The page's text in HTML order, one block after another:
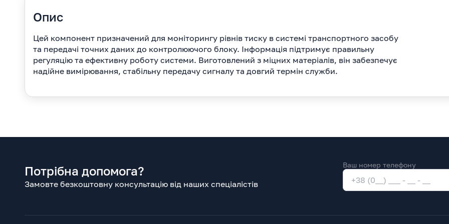
Опис
Цей компонент призначений для моніторингу рівнів тиску в системі транспортного засобу
та передачі точних даних до контролюючого блоку. Інформація підтримує правильну
регуляцію та ефективну роботу системи. Виготовлений з міцних матеріалів, він забезпечує
надійне вимірювання, стабільну передачу сигналу та довгий термін служби.
Потрібна допомога?
Замовте безкоштовну консультацію від наших спеціалістів
Ваш номер телефону